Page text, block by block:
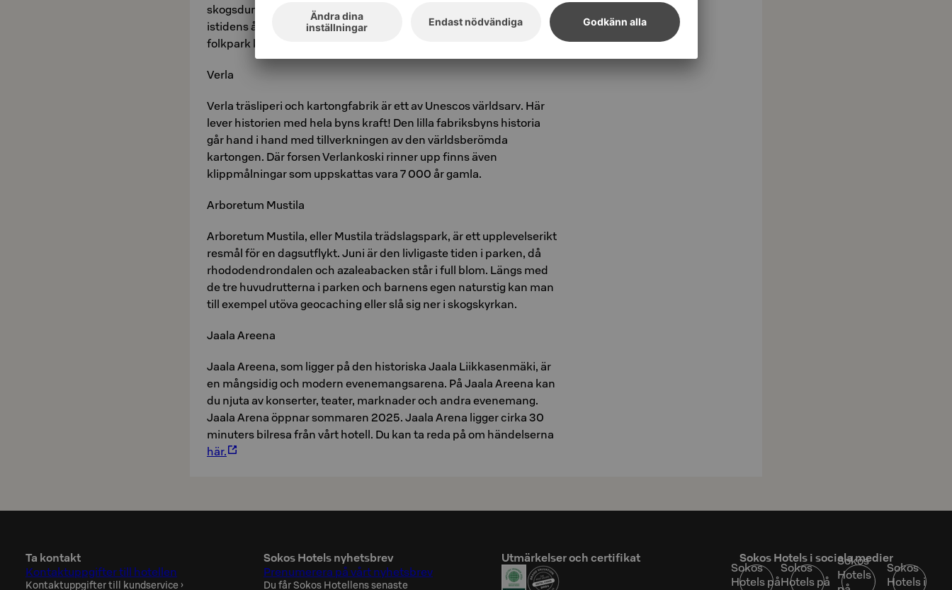
skogsdunge som nästan bevarats i naturtillstånd och genom
istidens åslandskap i Heisanharju rekreationsområde. I Kettumäki
folkpark kan man till och med hitta husdjur!
Verla
Verla träsliperi och kartongfabrik är ett av Unescos världsarv. Här
lever historien med hela byns kraft! Den lilla fabriksbyns historia
går hand i hand med tillverkningen av den världsberömda
kartongen. Där forsen Verlankoski rinner upp finns även
klippmålningar som uppskattas vara 7 000 år gamla.
Arboretum Mustila
Arboretum Mustila, eller Mustila trädslagspark, är ett upplevelserikt
resmål för en dagsutflykt. Juni är den livligaste tiden i parken, då
rhododendrondalen och azaleabacken står i full blom. Längs med
de tre huvudrutterna i parken och barnens egen naturstig kan man
till exempel utöva geocaching eller slå sig ner i skogskyrkan.
Jaala Areena
Jaala Areena, som ligger på den historiska Jaala Liikkasenmäki, är
en mångsidig och modern evenemangsarena. På Jaala Areena kan
du njuta av konserter, teater, marknader och andra evenemang.
Jaala Arena öppnar sommaren 2025. Jaala Arena ligger cirka 30
minuters bilresa från vårt hotell. Du kan ta reda på om händelserna
här.
Ta kontakt
Kontaktuppgifter till hotellen
Kontaktuppgifter till kundservice ›
Sokos Hotels nyhetsbrev
Prenumerera på vårt nyhetsbrev
Du får Sokos Hotellens senaste
Utmärkelser och certifikat Sokos Hotels i sociala medier
Sokos
Hotels på
Sokos
Hotels på
Sokos
Hotels
Sokos
Hotels i